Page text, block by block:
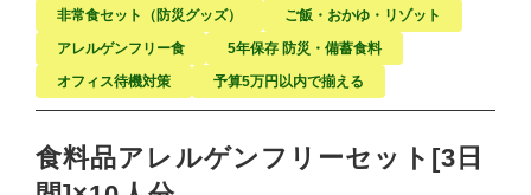
非常食セット（防災グッズ）
ご飯・おかゆ・リゾット
アレルゲンフリー食
5年保存 防災・備蓄食料
オフィス待機対策
予算5万円以内で揃える
食料品アレルゲンフリーセット[3日